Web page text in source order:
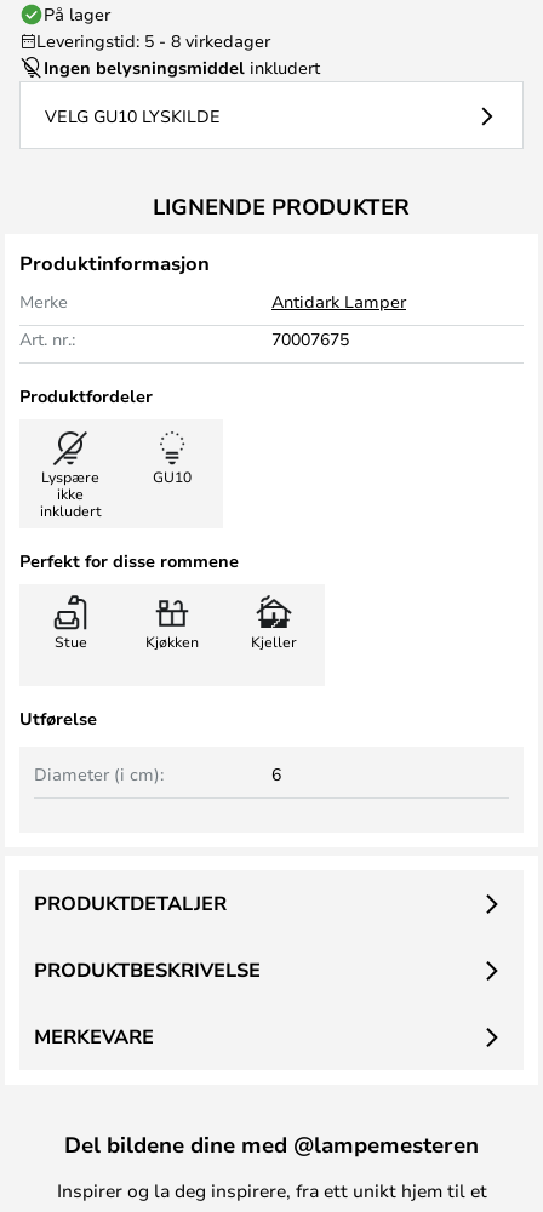
På lager
Leveringstid: 5 - 8 virkedager
Ingen belysningsmiddel inkludert
VELG GU10 LYSKILDE
LIGNENDE PRODUKTER
Produktinformasjon
Merke
Antidark Lamper
Art. nr.:
70007675
Produktfordeler
Lyspære
ikke
inkludert
GU10
Perfekt for disse rommene
Stue Kjøkken Kjeller
Utførelse
Diameter (i cm): 6
PRODUKTBESKRIVELSE
PRODUKTDETALJER
MERKEVARE
Del bildene dine med @lampemesteren
Inspirer og la deg inspirere, fra ett unikt hjem til et